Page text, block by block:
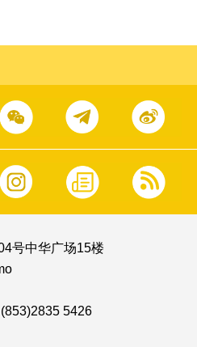
号中华广场15楼
(853)2835 5426